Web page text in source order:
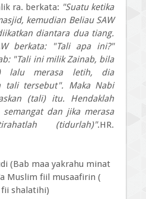
ra. berkata: "Suatu ketika
kemudian Beliau SAW
diantara dua tiang.
berkata: "Tali apa ini?"
"Tali ini milik Zainab, bila
lalu merasa letih, dia
tali tersebut". Maka Nabi
(tali) itu. Hendaklah
dan jika merasa
(tidurlah)".HR.
(Bab maa yakrahu minat
Muslim fiil musaafirin (
fii shalatihi)